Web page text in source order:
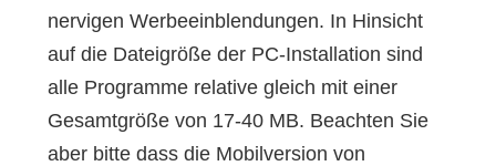
nervigen Werbeeinblendungen. In Hinsicht
auf die Dateigröße der PC-Installation sind
alle Programme relative gleich mit einer
Gesamtgröße von 17-40 MB. Beachten Sie
aber bitte dass die Mobilversion von